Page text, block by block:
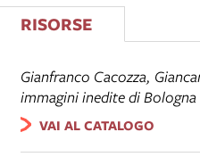
RISORSE
Gianfranco Cacozza,
immagini inedite di
VAI AL CATALOGO